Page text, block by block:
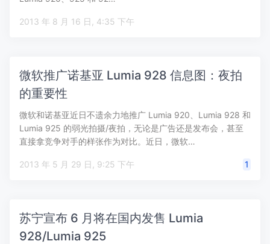
2013 年 8 月 16 日, 4:35 下午
微软推广诺基亚 Lumia 928 信息图：夜拍
的重要性
微软和诺基亚近日不遗余力地推广 Lumia 920、Lumia 928 和
Lumia 925 的弱光拍摄/夜拍，无论是广告还是发布会，甚至
直接拿竞争对手的样张作为对比。近日，微软…
2013 年 5 月 29 日, 9:25 下午 1
苏宁宣布 6 月将在国内发售 Lumia
928/Lumia 925